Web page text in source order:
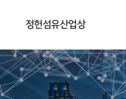
정헌섬유산업상
개요
수상자현황